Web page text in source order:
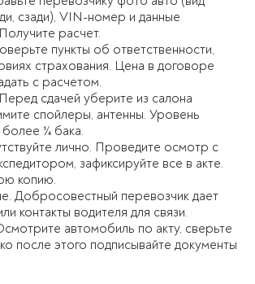
сзади), VIN-номер и данные
расчет.
пункты об ответственности,
страхования. Цена в договоре
с расчетом.
сдачей уберите из салона
спойлеры, антенны. Уровень
¼ бака.
лично. Проведите осмотр с
зафиксируйте все в акте.
копию.
Добросовестный перевозчик дает
контакты водителя для связи.
автомобиль по акту, сверьте
после этого подписывайте документы